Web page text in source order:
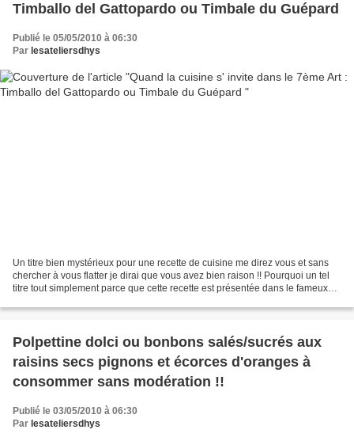
Timballo del Gattopardo ou Timbale du Guépard
Publié le 05/05/2010 à 06:30
Par lesateliersdhys
Un titre bien mystérieux pour une recette de cuisine me direz vous et sans
chercher à vous flatter je dirai que vous avez bien raison !! Pourquoi un tel
titre tout simplement parce que cette recette est présentée dans le fameux
Polpettine dolci ou bonbons salés/sucrés aux
raisins secs pignons et écorces d'oranges à
consommer sans modération !!
Publié le 03/05/2010 à 06:30
Par lesateliersdhys